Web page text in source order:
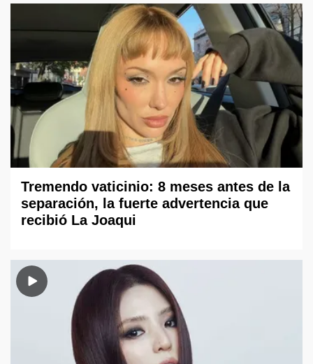
Tremendo vaticinio: 8 meses antes de la
separación, la fuerte advertencia que
recibió La Joaqui